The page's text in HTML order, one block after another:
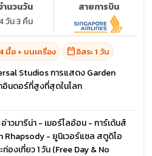
ำนวนวัน
วัน 3 คืน
สายการบิน
มื้อ + บนเครื่อง calendar_todayอิสระ 1 วัน
Studios การแสดง Garden
อินดอร์ที่สูงที่สุดในโลก
วมารีน่า - เมอร์ไลอ้อน - การ์เด้นส์
Rhapsody - ยูนิเวอร์แซล สตูดิโอ
องเที่ยว 1 วัน (Free Day & No